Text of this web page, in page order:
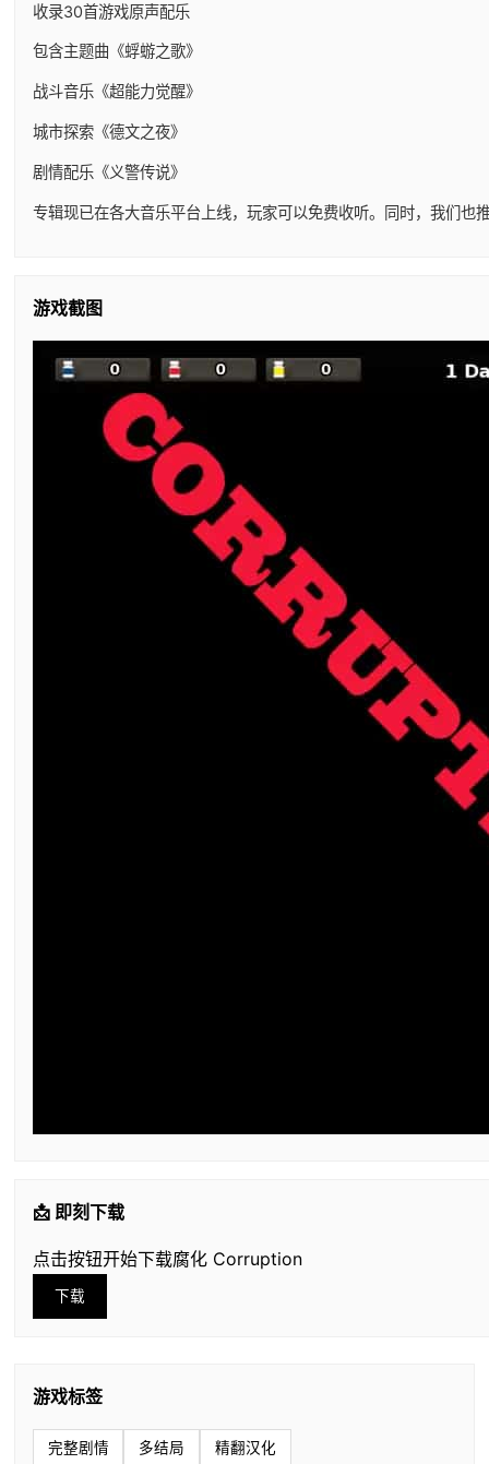
收录30首游戏原声配乐
包含主题曲《蜉蝣之歌》
战斗音乐《超能力觉醒》
城市探索《德文之夜》
剧情配乐《义警传说》
专辑现已在各大音乐平台上线，玩家可以免费收听。同时，我们也
游戏截图
📩 即刻下载
点击按钮开始下载腐化 Corruption
下载
游戏标签
完整剧情 多结局 精翻汉化